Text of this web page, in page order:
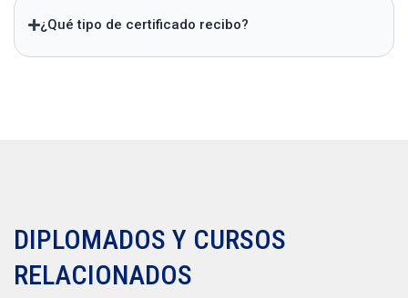
¿Qué tipo de certificado recibo?
DIPLOMADOS Y CURSOS
RELACIONADOS